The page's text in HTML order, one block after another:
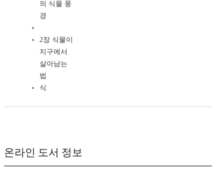
의 식물 풍
경
2장 식물이
지구에서
살아남는
법
식
온라인 도서 정보